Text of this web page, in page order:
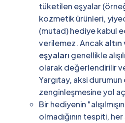
tüketilen eşyalar
kozmetik ürünleri,
(mutad) hediye kabul
verilemez. Ancak
eşyaları genellikle
olarak değerlendirilir
Yargıtay, aksi durumun
zenginleşmesine yol
Bir hediyenin
olmadığının tespiti,